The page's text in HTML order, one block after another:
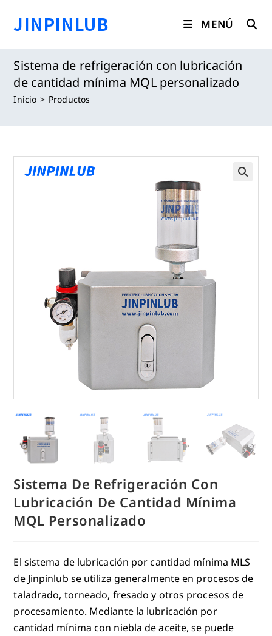
contenido
JINPINLUB MENÚ
Sistema de refrigeración con lubricación
de cantidad mínima MQL personalizado
Inicio > Productos
Sistema De Refrigeración Con
Lubricación De Cantidad Mínima
MQL Personalizado
El sistema de lubricación por cantidad mínima MLS
de Jinpinlub se utiliza generalmente en procesos de
taladrado, torneado, fresado y otros procesos de
procesamiento. Mediante la lubricación por
cantidad mínima con niebla de aceite, se puede